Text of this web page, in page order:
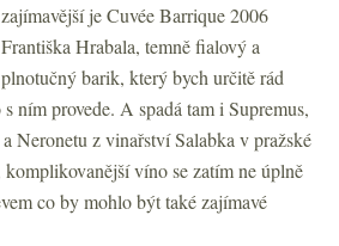
zajímavější je Cuvée Barrique 2006
Františka Hrabala, temně fialový a
plnotučný barik, který bych určitě rád
ním provede. A spadá tam i Supremus,
Neronetu z vinařství Salabka v pražské
víno se zatím ne úplně
co by mohlo být také zajímavé